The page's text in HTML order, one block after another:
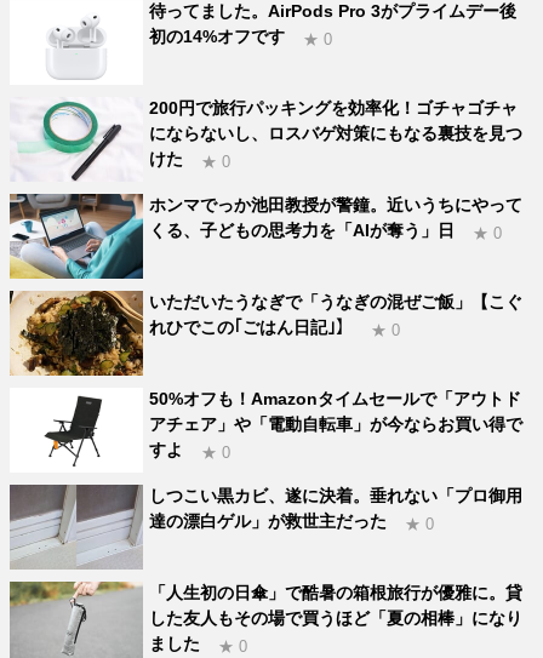
待ってました。AirPods Pro 3がプライムデー後
初の14%オフです
★ 0
200円で旅行パッキングを効率化！ゴチャゴチャ
にならないし、ロスバゲ対策にもなる裏技を見つ
けた
★ 0
ホンマでっか池田教授が警鐘。近いうちにやって
くる、子どもの思考力を「AIが奪う」日
★ 0
いただいたうなぎで「うなぎの混ぜご飯」【こぐ
れひでこの｢ごはん日記｣】
★ 0
50%オフも！Amazonタイムセールで「アウトド
アチェア」や「電動自転車」が今ならお買い得で
すよ
★ 0
しつこい黒カビ、遂に決着。垂れない「プロ御用
達の漂白ゲル」が救世主だった
★ 0
「人生初の日傘」で酷暑の箱根旅行が優雅に。貸
した友人もその場で買うほど「夏の相棒」になり
ました
★ 0